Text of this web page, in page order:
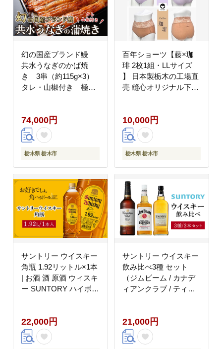
幻の国産ブランド鰻
共水うなぎのかば焼
き 3串（約115g×3）
タレ・山椒付き 極上
介類 水産 食品 人気 お
すすめ 】
74,000円
栃木県 栃木市
百年ショーツ【藤×珈
琲 2枚1組・LLサイズ
】 日本製栃木の工場直
売 縫心オリジナル下着
【衣料 ファッション 人
気 おすすめ 】
10,000円
栃木県 栃木市
サントリー ウイスキー
角瓶 1.92リットル×1本
| お酒 酒 原酒 ウィスキ
ー SUNTORY ハイボー
宴会 大容量
22,000円
サントリー ウイスキー
飲み比べ3種 セット
（ジムビーム / カナデ
ィアンクラブ / ティー
酒 詰め合わせ ウィスキ
ー SUNTORY ハイボー
ル ロック 水割り 家飲
21,000円